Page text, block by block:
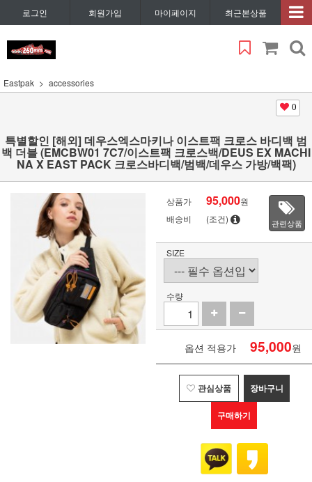
로그인 회원가입 마이페이지 최근본상품
Eastpak accessories
0
특별할인 [해외] 데우스엑스마키나 이스트팩 크로스 바디백 범
백 더블 (EMCBW01 7C7/이스트팩 크로스백/DEUS EX MACHI
NA X EAST PACK 크로스바디백/범백/데우스 가방/백팩)
상품가 95,000원
배송비
(조건) 관련상품
SIZE
수량
옵션 적용가 95,000원
관심상품 장바구니
구매하기